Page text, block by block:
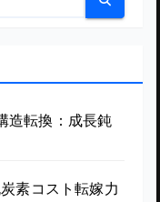
造転換：成長鈍
素コスト転嫁力